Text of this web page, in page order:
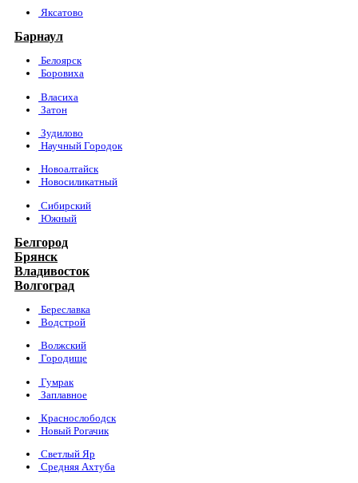
Яксатово
Барнаул
Белоярск
Боровиха
Власиха
Затон
Зудилово
Научный Городок
Новоалтайск
Новосиликатный
Сибирский
Южный
Белгород
Брянск
Владивосток
Волгоград
Береславка
Водстрой
Волжский
Городище
Гумрак
Заплавное
Краснослободск
Новый Рогачик
Светлый Яр
Средняя Ахтуба